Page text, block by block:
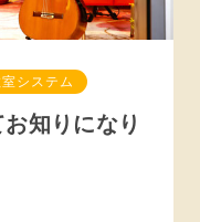
システム
知りになり